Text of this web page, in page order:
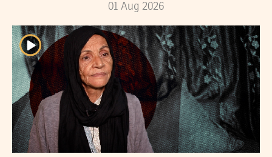
01 Aug 2026